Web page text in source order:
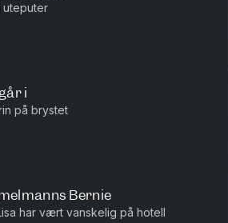
uteputer
i
på brystet
Bernie
har vært vanskelig på hotell